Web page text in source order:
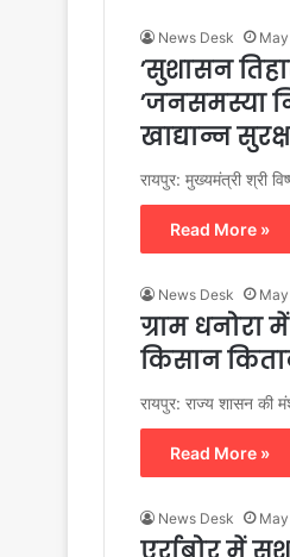
News Desk
’सुशासन
’जनसमस्या
खाद्यान्न
रायपुर: मुख्यमंत्री श्री
Read More »
News Desk
ग्राम धनोरा
किसान
रायपुर: राज्य शासन की
Read More »
News Desk